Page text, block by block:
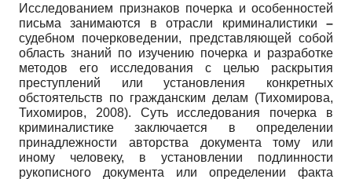
Исследованием признаков почерка и особенностей
письма занимаются в отрасли криминалистики –
судебном почерковедении, представляющей собой
область знаний по изучению почерка и разработке
методов его исследования с целью раскрытия
преступлений или установления конкретных
обстоятельств по гражданским делам (Тихомирова,
Тихомиров, 2008). Суть исследования почерка в
криминалистике заключается в определении
принадлежности авторства документа тому или
иному человеку, в установлении подлинности
рукописного документа или определении факта